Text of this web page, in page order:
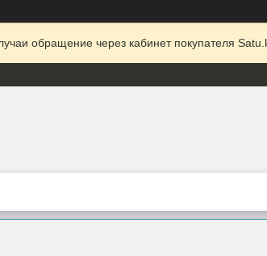
обращение через кабинет покупателя